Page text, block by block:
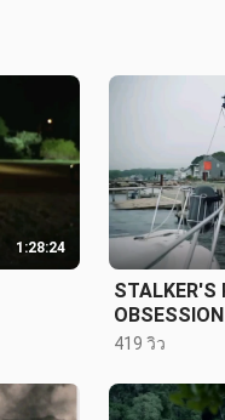
1:28:24
STALKER'S
OBSESSION
419 วิว